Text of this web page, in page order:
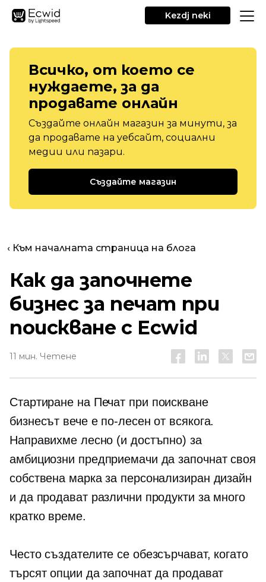
Kezdj neki
Всичко, от което се
нуждаете, за да
продавате онлайн
Създайте онлайн магазин за минути, за
да продавате на уебсайт, социални
медии или пазари.
Създайте магазин
‹ Към началната страница на блога
Как да започнете
бизнес за печат при
поискване с Ecwid
11 мин. Четене
Стартиране на Печат при поискване
бизнесът вече е по-лесен от всякога.
Направихме лесно (и достъпно) за
амбициозни предприемачи да започнат своя
собствена марка за персонализиран дизайн
и да продават различни продукти за много
кратко време.
Често създателите се обезсърчават, когато
търсят опции да започнат да продават